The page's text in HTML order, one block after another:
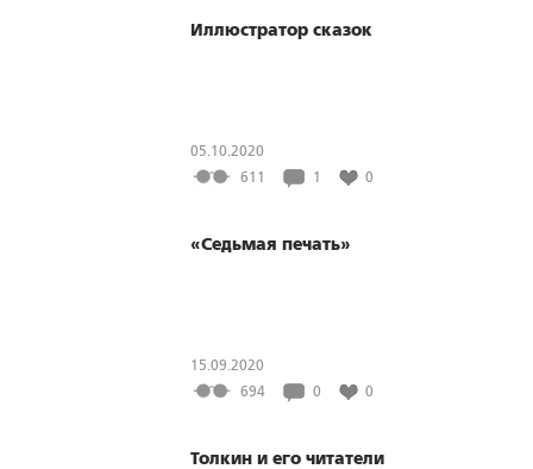
Иллюстратор сказок
05.10.2020
611
1 0
«Седьмая печать»
15.09.2020
694
0 0
Толкин и его читатели